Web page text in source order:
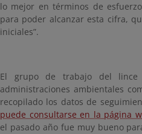
lo mejor en términos de
para poder alcanzar esta cifra,
iniciales”.
El grupo de trabajo del lince
administraciones ambientales
recopilado los datos de
puede consultarse en la página
el pasado año fue muy bueno